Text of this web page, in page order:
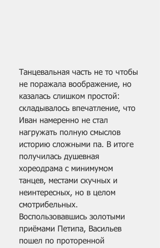
Танцевальная часть не то чтобы
не поражала воображение, но
казалась слишком простой:
складывалось впечатление, что
Иван намеренно не стал
нагружать полную смыслов
историю сложными па. В итоге
получилась душевная
хореодрама с минимумом
танцев, местами скучных и
неинтересных, но в целом
смотрибельных.
Воспользовавшись золотыми
приёмами Петипа, Васильев
пошел по проторенной